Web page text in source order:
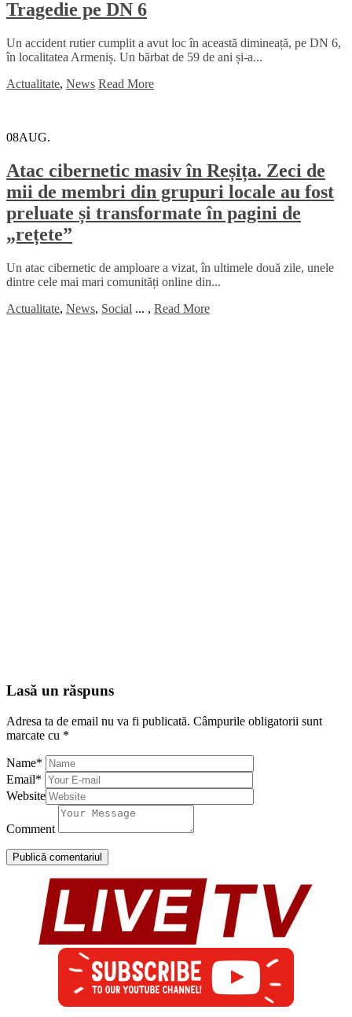
Tragedie pe DN 6
Un accident rutier cumplit a avut loc în această dimineață, pe DN 6,
în localitatea Armeniș. Un bărbat de 59 de ani și-a...
Actualitate, News Read More
08AUG.
Atac cibernetic masiv în Reșița. Zeci de
mii de membri din grupuri locale au fost
preluate și transformate în pagini de
„rețete”
Un atac cibernetic de amploare a vizat, în ultimele două zile, unele
dintre cele mai mari comunități online din...
Actualitate, News, Social ... , Read More
Lasă un răspuns
Adresa ta de email nu va fi publicată. Câmpurile obligatorii sunt
marcate cu *
Name*
Email*
Website
Comment